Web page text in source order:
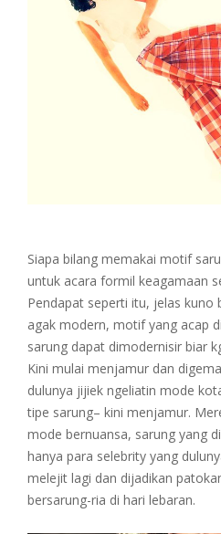
Siapa bilang memakai motif
untuk acara formil keagamaan
Pendapat seperti itu, jelas kuno
agak modern, motif yang acap
sarung dapat dimodernisir biar
Kini mulai menjamur dan
dulunya jijiek ngeliatin mode
tipe sarung– kini menjamur.
mode bernuansa, sarung yang
hanya para selebrity yang
melejit lagi dan dijadikan
bersarung-ria di hari lebaran.